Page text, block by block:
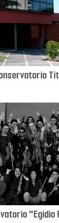
"Egidio